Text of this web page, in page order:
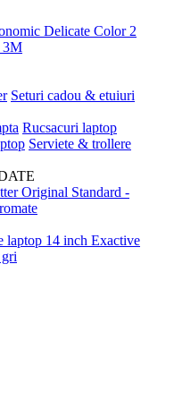
Delicate Color 2
3M
Seturi cadou & etuiuri
Rucsacuri laptop
Serviete & trollere
Original Standard -
laptop 14 inch Exactive